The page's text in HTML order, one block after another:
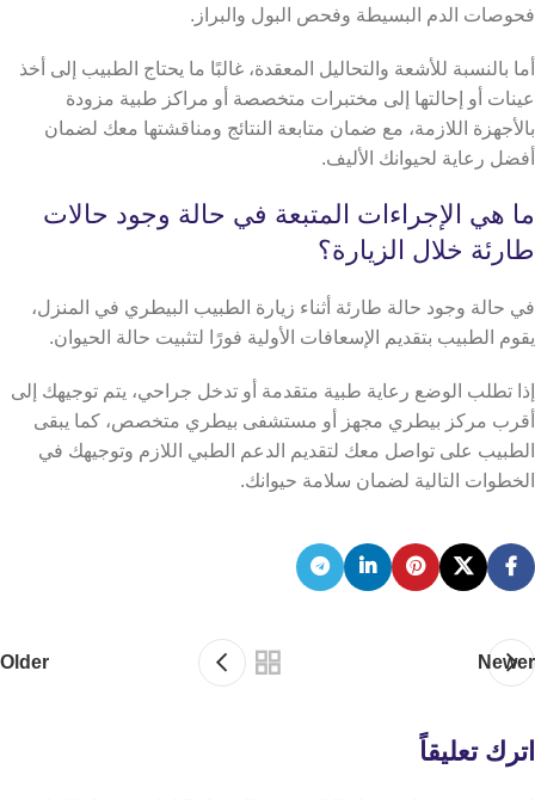
فحوصات الدم البسيطة وفحص البول والبراز.
أما بالنسبة للأشعة والتحاليل المعقدة، غالبًا ما يحتاج الطبيب إلى أخذ
عينات أو إحالتها إلى مختبرات متخصصة أو مراكز طبية مزودة
بالأجهزة اللازمة، مع ضمان متابعة النتائج ومناقشتها معك لضمان
أفضل رعاية لحيوانك الأليف.
ما هي الإجراءات المتبعة في حالة وجود حالات
طارئة خلال الزيارة؟
في حالة وجود حالة طارئة أثناء زيارة الطبيب البيطري في المنزل،
يقوم الطبيب بتقديم الإسعافات الأولية فورًا لتثبيت حالة الحيوان.
إذا تطلب الوضع رعاية طبية متقدمة أو تدخل جراحي، يتم توجيهك إلى
أقرب مركز بيطري مجهز أو مستشفى بيطري متخصص، كما يبقى
الطبيب على تواصل معك لتقديم الدعم الطبي اللازم وتوجيهك في
الخطوات التالية لضمان سلامة حيوانك.
Newer
Older
اترك تعليقاً